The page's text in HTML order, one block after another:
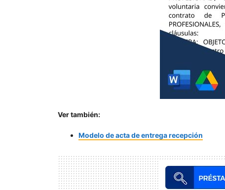
Ver también:
Modelo de acta de entrega recepción